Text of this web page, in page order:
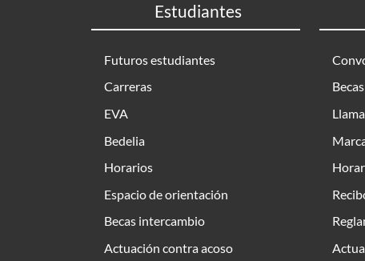
Estudiantes
Futuros estudiantes
Carreras
EVA
Bedelia
Horarios
Espacio de orientación
Becas intercambio
Actuación contra acoso